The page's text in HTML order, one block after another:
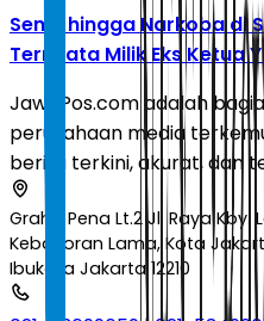
Senpi hingga Narkoba di
Ternyata Milik Eks Ketua
JawaPos.com adalah
perusahaan media
berita terkini, akurat, dan
Graha Pena Lt.2 Jl. Raya Kby.
Kebayoran Lama, Kota
Ibukota Jakarta 12210